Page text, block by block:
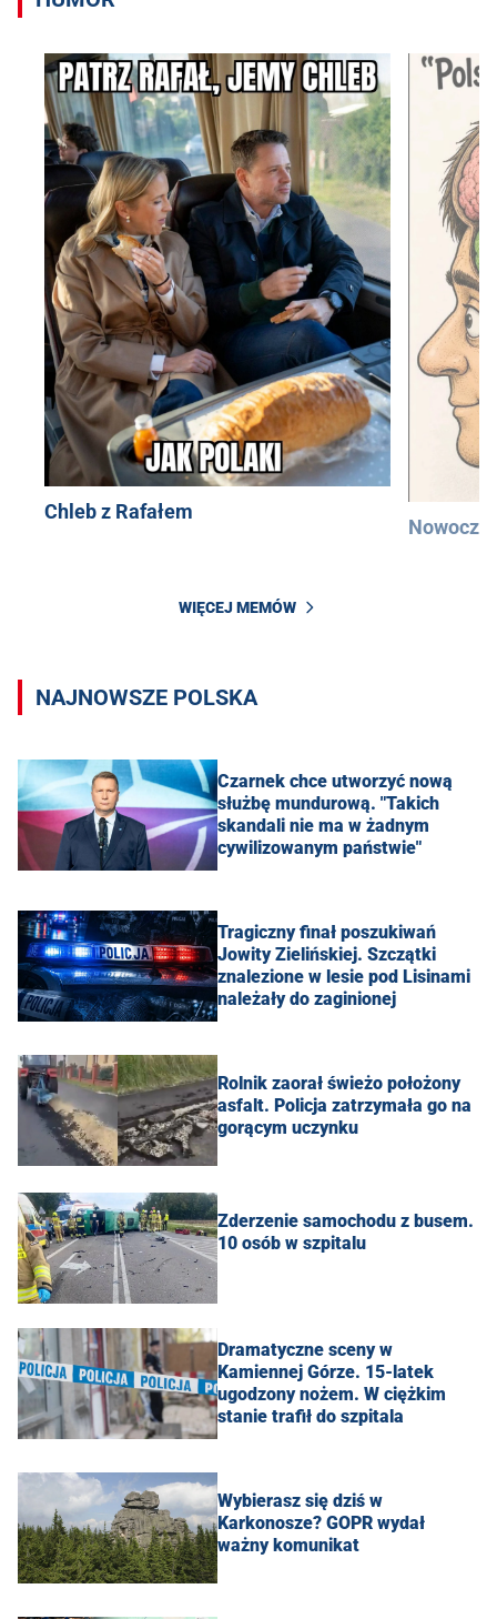
Chleb z Rafałem
WIĘCEJ MEMÓW
NAJNOWSZE POLSKA
Czarnek chce utworzyć nową
służbę mundurową. "Takich
skandali nie ma w żadnym
cywilizowanym państwie"
Tragiczny finał poszukiwań
Jowity Zielińskiej. Szczątki
znalezione w lesie pod Lisinami
należały do zaginionej
Rolnik zaorał świeżo położony
asfalt. Policja zatrzymała go na
gorącym uczynku
Zderzenie samochodu z busem.
10 osób w szpitalu
Dramatyczne sceny w
Kamiennej Górze. 15-latek
ugodzony nożem. W ciężkim
stanie trafił do szpitala
Wybierasz się dziś w
Karkonosze? GOPR wydał
ważny komunikat